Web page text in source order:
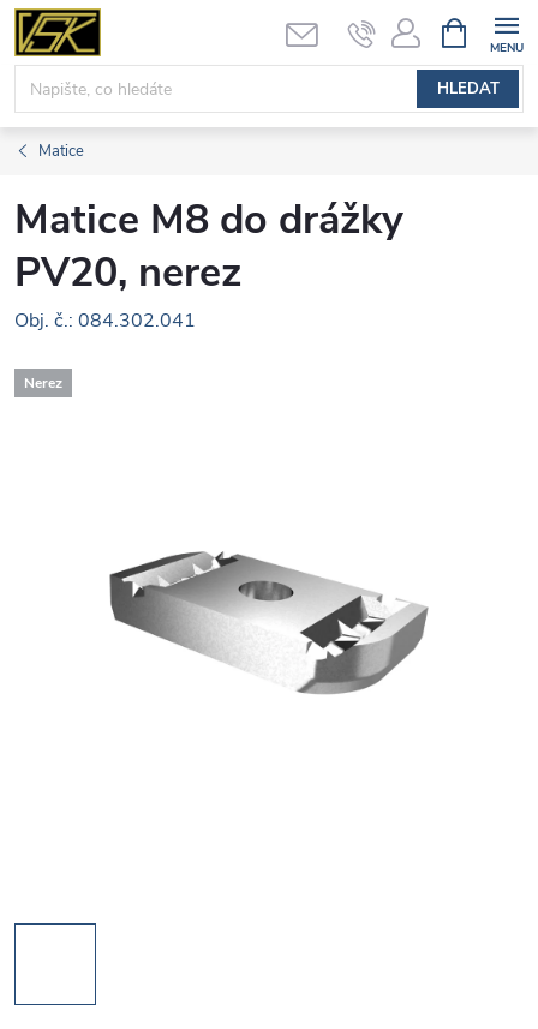
Přejít
obsah
HLEDAT
NÁKUPNÍ
KOŠÍK
Matice
Matice M8 do drážky
PV20, nerez
Obj. č.: 084.302.041
Nerez